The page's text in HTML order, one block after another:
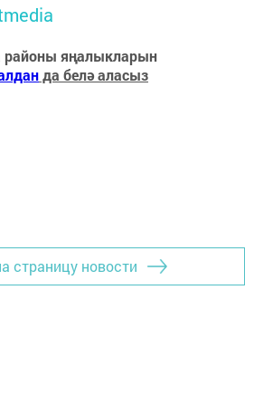
районы яңалыкларын
да белә аласыз
страницу новости